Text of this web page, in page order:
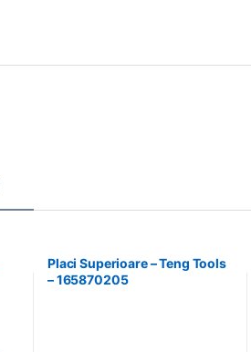
Placi Superioare – Teng Tools
– 165870205